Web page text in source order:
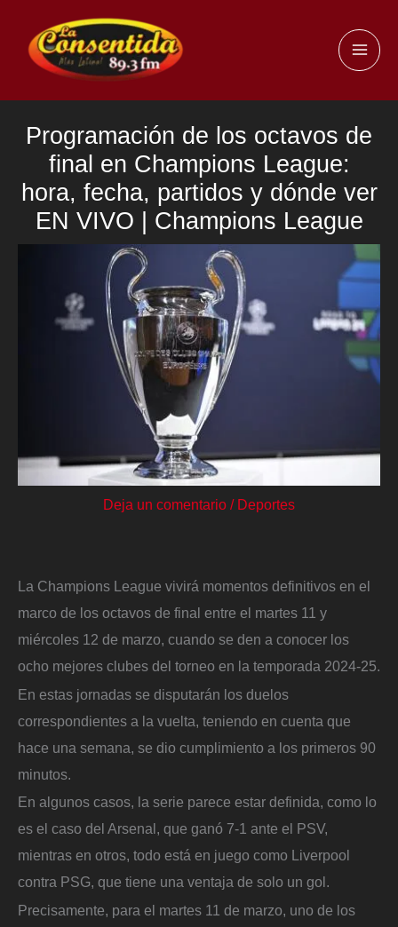
contenido
Programación de los octavos de
final en Champions League:
hora, fecha, partidos y dónde ver
EN VIVO | Champions League
Deja un comentario / Deportes
La Champions League vivirá momentos definitivos en el
marco de los octavos de final entre el martes 11 y
miércoles 12 de marzo, cuando se den a conocer los
ocho mejores clubes del torneo en la temporada 2024-25.
En estas jornadas se disputarán los duelos
correspondientes a la vuelta, teniendo en cuenta que
hace una semana, se dio cumplimiento a los primeros 90
minutos.
En algunos casos, la serie parece estar definida, como lo
es el caso del Arsenal, que ganó 7-1 ante el PSV,
mientras en otros, todo está en juego como Liverpool
contra PSG, que tiene una ventaja de solo un gol.
Precisamente, para el martes 11 de marzo, uno de los